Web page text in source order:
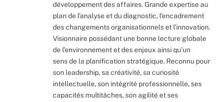
développement des affaires. Grande expertise au
plan de l’analyse et du diagnostic, l’encadrement
des changements organisationnels et l’innovation.
Visionnaire possédant une bonne lecture globale
de l’environnement et des enjeux ainsi qu’un
sens de la planification stratégique. Reconnu pour
son leadership, sa créativité, sa curiosité
intellectuelle, son intégrité professionnelle, ses
capacités multitâches, son agilité et ses